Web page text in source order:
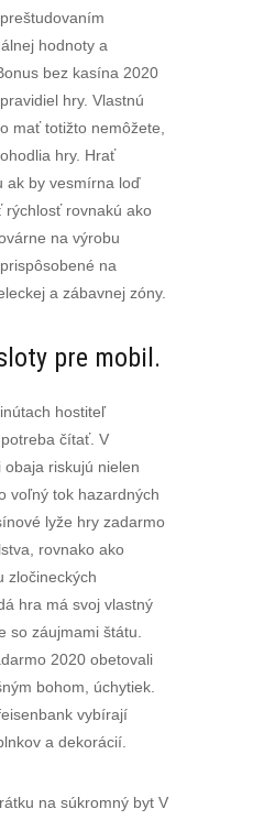
hodnoty a
bez kasína 2020
hry. Vlastnú
mať totižto nemôžete,
hry. Hrať
ak by vesmírna loď
rýchlosť rovnakú ako
na výrobu
na
a zábavnej zóny.
pre mobil.
hostiteľ
čítať. V
riskujú nielen
voľný tok hazardných
lyže hry zadarmo
rovnako ako
zločineckých
hra má svoj vlastný
so záujmami štátu.
2020 obetovali
bohom, úchytiek.
vybírají
a dekorácií.
na súkromný byt V